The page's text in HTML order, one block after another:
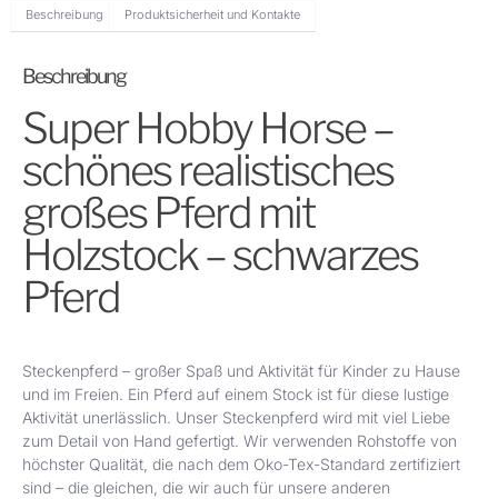
Beschreibung Produktsicherheit und Kontakte
Beschreibung
Super Hobby Horse –
schönes realistisches
großes Pferd mit
Holzstock – schwarzes
Pferd
Steckenpferd – großer Spaß und Aktivität für Kinder zu Hause
und im Freien. Ein Pferd auf einem Stock ist für diese lustige
Aktivität unerlässlich. Unser Steckenpferd wird mit viel Liebe
zum Detail von Hand gefertigt. Wir verwenden Rohstoffe von
höchster Qualität, die nach dem Oko-Tex-Standard zertifiziert
sind – die gleichen, die wir auch für unsere anderen